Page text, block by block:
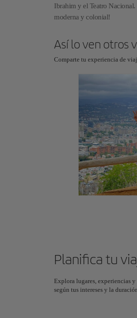
Ibrahim y el Teatro Nacional.
moderna y colonial!
Así lo ven otros
Comparte tu experiencia de
Planifica tu
Explora lugares, experiencias
según tus intereses y la